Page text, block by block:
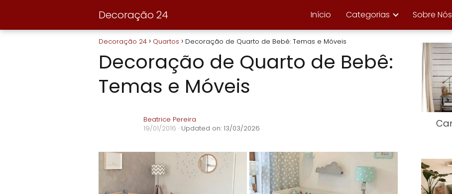
Decoração 24 Início Categorias Sobre Nós
Decoração 24 Quartos Decoração de Quarto de Bebê: Temas e Móveis
Decoração de Quarto de Bebê:
Temas e Móveis
Beatrice Pereira
19/01/2016 · Updated on: 13/03/2026